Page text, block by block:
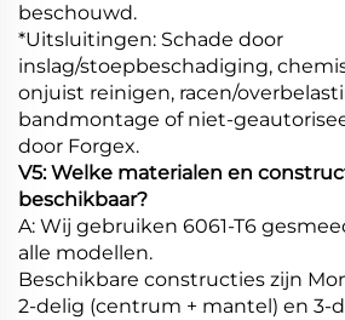
beschouwd.
*Uitsluitingen: Schade door
inslag/stoepbeschadiging,
onjuist reinigen, racen/
bandmontage of niet-
door Forgex.
V5: Welke materialen en
beschikbaar?
A: Wij gebruiken 6061-T6
alle modellen.
Beschikbare constructies zijn
2-delig (centrum + mantel) en 3-